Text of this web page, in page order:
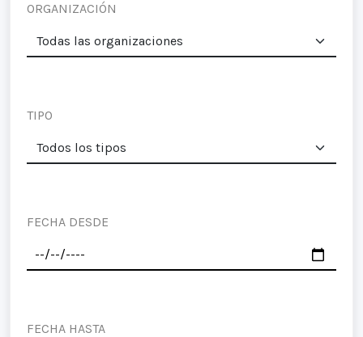
ORGANIZACIÓN
TIPO
FECHA DESDE
FECHA HASTA